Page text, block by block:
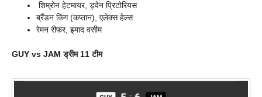
शिम्रोन हेटमायर, ड्वेन प्रिटोरियस
ब्रैंडन किंग (कप्तान), एलेक्स हेल्स
रेमन रीफर, इमाद वसीम
GUY vs JAM ड्रीम 11 टीम